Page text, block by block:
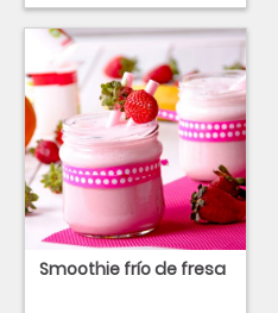
Smoothie frío de fresa